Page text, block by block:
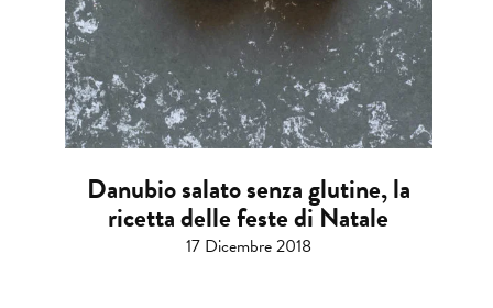
Danubio salato senza glutine, la
ricetta delle feste di Natale
17 Dicembre 2018